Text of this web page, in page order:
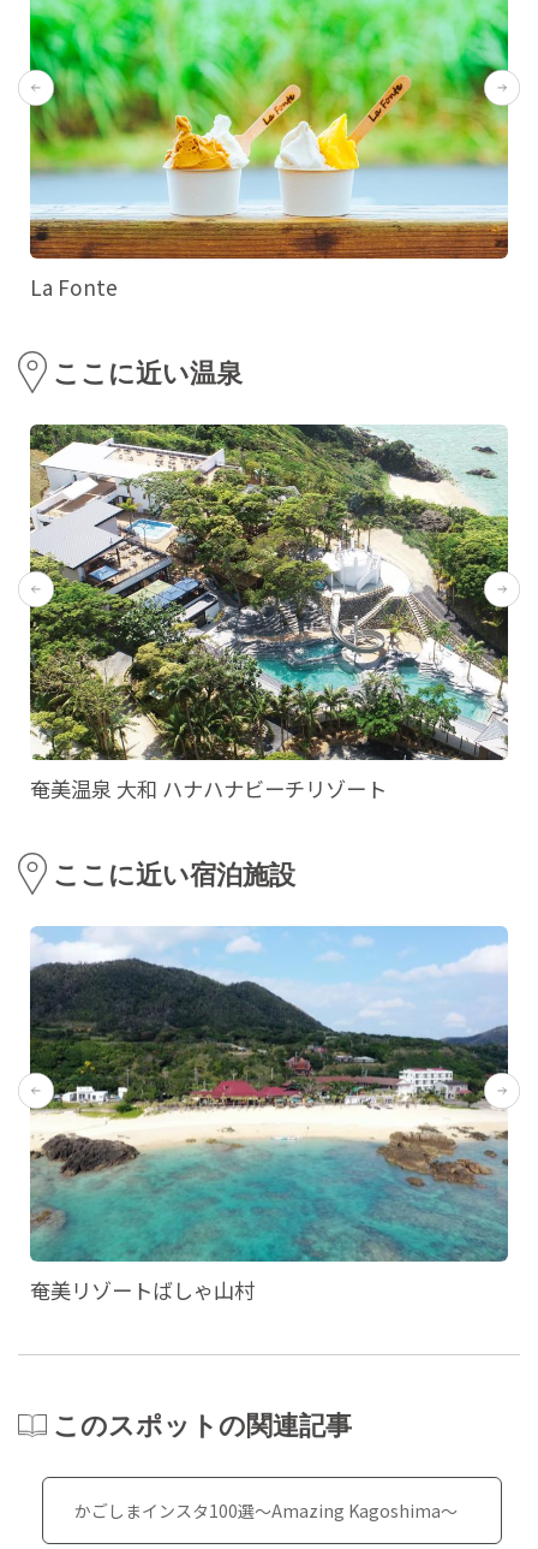
La Fonte
ここに近い温泉
奄美温泉 大和 ハナハナビーチリゾート
ここに近い宿泊施設
奄美リゾートばしゃ山村
このスポットの関連記事
かごしまインスタ100選～Amazing Kagoshima～